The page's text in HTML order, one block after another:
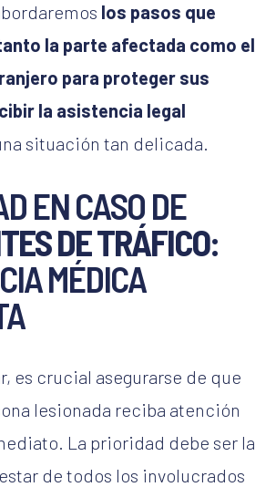
los pasos que
la parte afectada como el
para proteger sus
la asistencia legal
situación tan delicada.
EN CASO DE
DE TRÁFICO:
MÉDICA
es crucial asegurarse de que
lesionada reciba atención
. La prioridad debe ser la
de todos los involucrados